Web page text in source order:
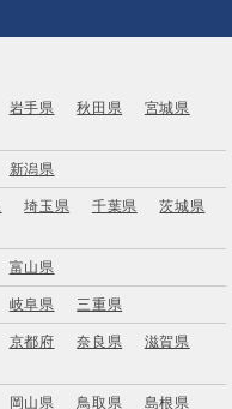
岩手県 秋田県
宮城県
新潟県
埼玉県 千葉県
茨城県
富山県
岐阜県 三重県
京都府 奈良県
滋賀県
岡山県 鳥取県 島根県